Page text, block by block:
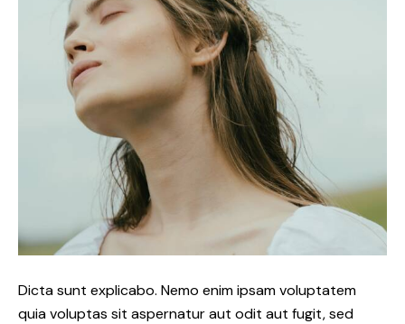
Dicta sunt explicabo. Nemo enim ipsam voluptatem
quia voluptas sit aspernatur aut odit aut fugit, sed